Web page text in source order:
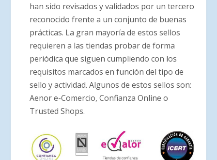
han sido revisados y validados por un tercero
reconocido frente a un conjunto de buenas
prácticas. La gran mayoría de estos sellos
requieren a las tiendas probar de forma
periódica que siguen cumpliendo con los
requisitos marcados en función del tipo de
sello y actividad. Algunos de estos sellos son:
Aenor e-Comercio, Confianza Online o
Trusted Shops.